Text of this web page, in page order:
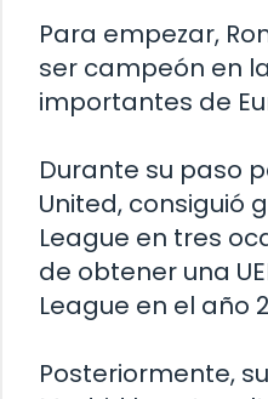
Para empezar,
ser campeón en
importantes de
Durante su paso
United, consiguió
League en tres
de obtener una
League en el año
Posteriormente,